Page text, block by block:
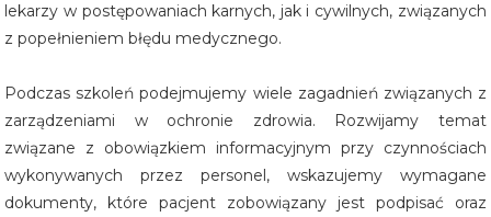
lekarzy w postępowaniach karnych, jak i cywilnych, związanych
z popełnieniem błędu medycznego.
Podczas szkoleń podejmujemy wiele zagadnień związanych z
zarządzeniami w ochronie zdrowia. Rozwijamy temat
związane z obowiązkiem informacyjnym przy czynnościach
wykonywanych przez personel, wskazujemy wymagane
dokumenty, które pacjent zobowiązany jest podpisać oraz